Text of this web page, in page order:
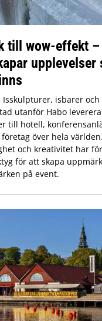
till wow-effekt
upplevelser
Isskulpturer, isbarer
utanför Habo
till hotell,
över hela
och kreativitet har
för att skapa
på event.